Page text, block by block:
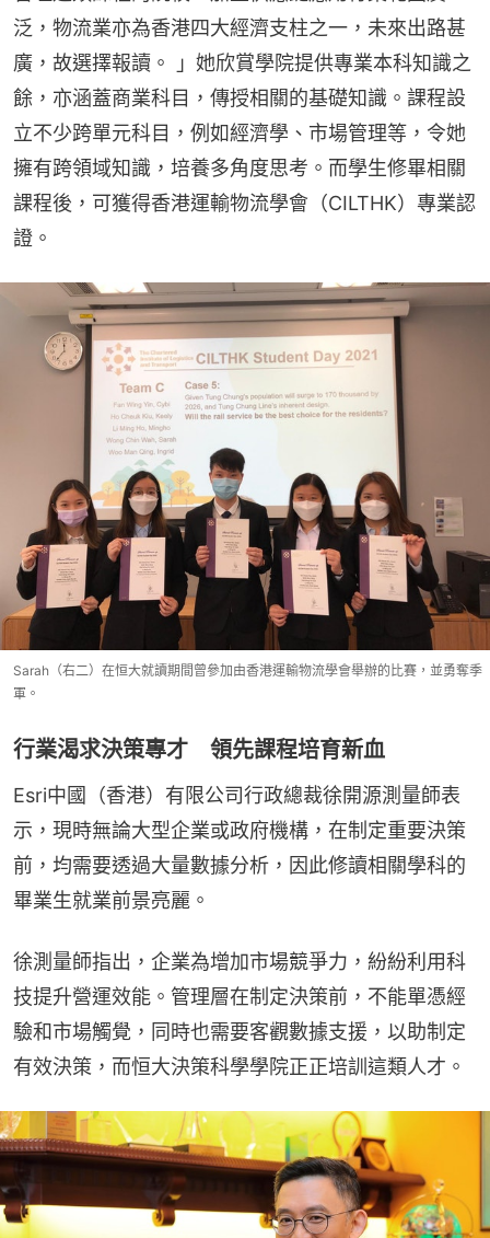
泛，物流業亦為香港四大經濟支柱之一，未來出路甚
廣，故選擇報讀。 」她欣賞學院提供專業本科知識之
餘，亦涵蓋商業科目，傳授相關的基礎知識。課程設
立不少跨單元科目，例如經濟學、市場管理等，令她
擁有跨領域知識，培養多角度思考。而學生修畢相關
課程後，可獲得香港運輸物流學會（CILTHK）專業認
證。
Sarah（右二）在恒大就讀期間曾參加由香港運輸物流學會舉辦的比賽，並勇奪季
軍。
行業渴求決策專才 領先課程培育新血
Esri中國（香港）有限公司行政總裁徐開源測量師表
示，現時無論大型企業或政府機構，在制定重要決策
前，均需要透過大量數據分析，因此修讀相關學科的
畢業生就業前景亮麗。
徐測量師指出，企業為增加市場競爭力，紛紛利用科
技提升營運效能。管理層在制定決策前，不能單憑經
驗和市場觸覺，同時也需要客觀數據支援，以助制定
有效決策，而恒大決策科學學院正正培訓這類人才。